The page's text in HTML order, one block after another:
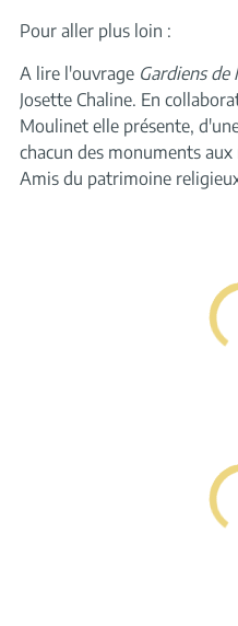
Pour aller plus loin :
A lire l'ouvrage Gardiens
Josette Chaline. En
Moulinet elle présente,
chacun des monuments
Amis du patrimoine